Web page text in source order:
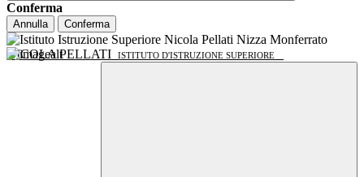
Conferma
Annulla Conferma
NICOLA PELLATI ISTITUTO D'ISTRUZIONE SUPERIORE